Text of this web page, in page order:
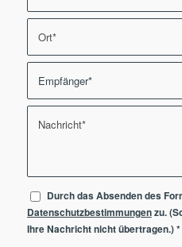
Durch das Absenden des
Datenschutzbestimmungenzu.
Ihre Nachricht nicht übertragen.)*